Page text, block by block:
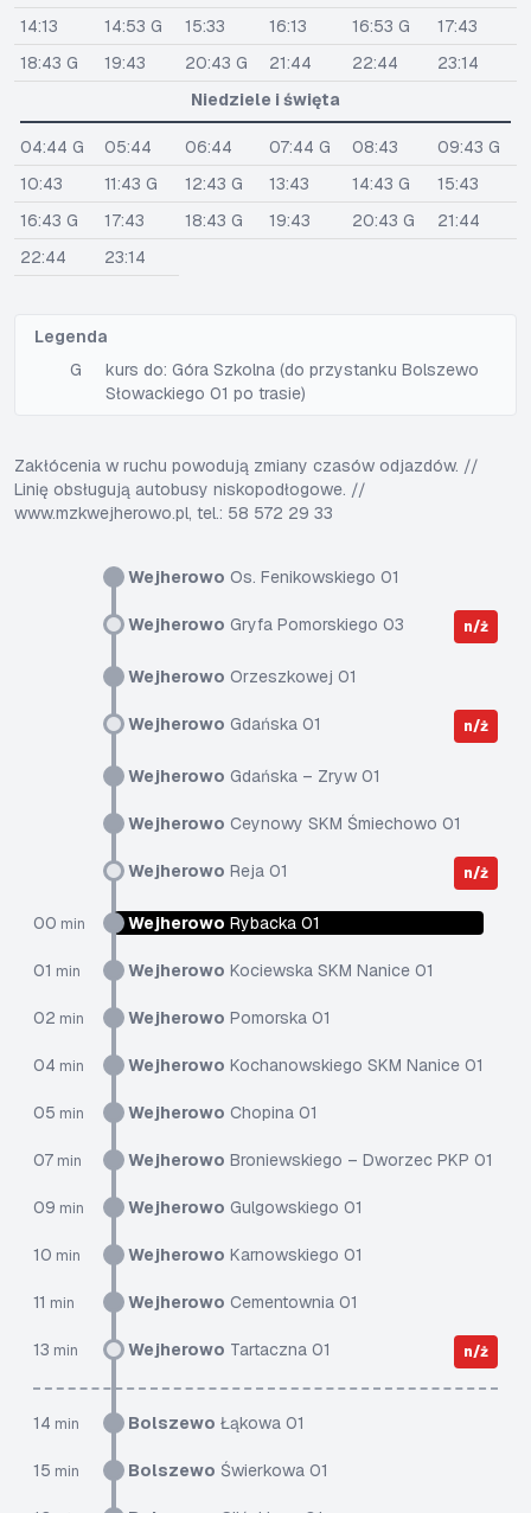
Wejherowo Os. Fenikowskiego 01
Wejherowo Gryfa Pomorskiego 03 n/ż
Wejherowo Orzeszkowej 01
Wejherowo Gdańska 01 n/ż
Wejherowo Gdańska – Zryw 01
Wejherowo Ceynowy SKM Śmiechowo 01
Wejherowo Reja 01 n/ż
00 min Wejherowo Rybacka 01
01 min Wejherowo Kociewska SKM Nanice 01
02 min Wejherowo Pomorska 01
04 min Wejherowo Kochanowskiego SKM Nanice 01
05 min Wejherowo Chopina 01
07 min Wejherowo Broniewskiego – Dworzec PKP 01
09 min Wejherowo Gulgowskiego 01
10 min Wejherowo Karnowskiego 01
11 min Wejherowo Cementownia 01
13 min Wejherowo Tartaczna 01 n/ż
14 min Bolszewo Łąkowa 01
15 min Bolszewo Świerkowa 01
14:13
14:53 G 15:33 16:13 16:53 G
17:43
18:43 G
19:43 20:43 G 21:44 22:44
23:14
Niedziele i święta
04:44 G 05:44 06:44 07:44 G 08:43
09:43 G
10:43
11:43 G 12:43 G 13:43 14:43 G
15:43
16:43 G
17:43 18:43 G 19:43 20:43 G
21:44
22:44
23:14
Legenda
G
kurs do: Góra Szkolna (do przystanku Bolszewo
Słowackiego 01 po trasie)
Zakłócenia w ruchu powodują zmiany czasów odjazdów. //
Linię obsługują autobusy niskopodłogowe. //
www.mzkwejherowo.pl, tel.: 58 572 29 33